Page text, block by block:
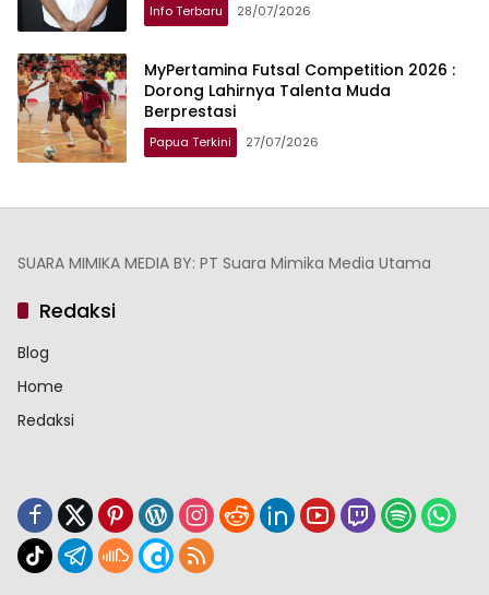
Info Terbaru 28/07/2026
MyPertamina Futsal Competition 2026 :
Dorong Lahirnya Talenta Muda
Berprestasi
Papua Terkini 27/07/2026
SUARA MIMIKA MEDIA BY: PT Suara Mimika Media Utama
Redaksi
Blog
Home
Redaksi